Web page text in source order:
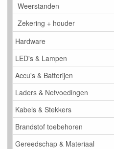
Weerstanden
Zekering + houder
Hardware
LED's & Lampen
Accu's & Batterijen
Laders & Netvoedingen
Kabels & Stekkers
Brandstof toebehoren
Gereedschap & Materiaal